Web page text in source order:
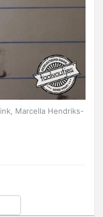
Marcella Hendriks-